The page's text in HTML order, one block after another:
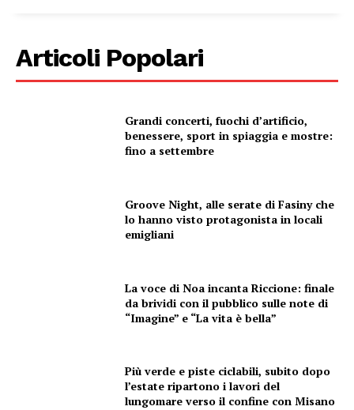
Articoli Popolari
Grandi concerti, fuochi d’artificio,
benessere, sport in spiaggia e mostre:
fino a settembre
Groove Night, alle serate di Fasiny che
lo hanno visto protagonista in locali
emigliani
La voce di Noa incanta Riccione: finale
da brividi con il pubblico sulle note di
“Imagine” e “La vita è bella”
Più verde e piste ciclabili, subito dopo
l’estate ripartono i lavori del
lungomare verso il confine con Misano